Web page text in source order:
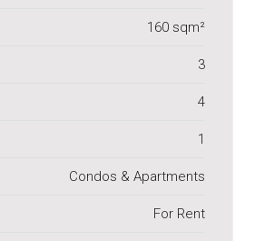
160 sqm²
3
4
1
Condos & Apartments
For Rent